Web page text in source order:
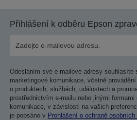
Přihlášení k odběru Epson
Odesláním své e-mailové adresy souhlasíte
marketingové komunikace, včetně
o produktech, službách, událostech a
prostřednictvím e-mailu nebo jinými formami
komunikace, v závislosti na vašich
je popsáno v Prohlášení o ochraně